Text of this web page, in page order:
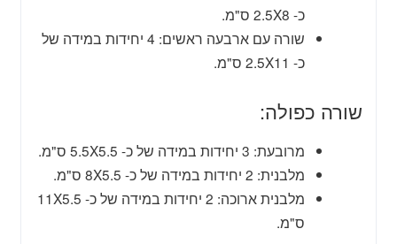
כ- 2.5X8 ס"מ.
שורה עם ארבעה ראשים: 4 יחידות במידה של
כ- 2.5X11 ס"מ.
שורה כפולה:
מרובעת: 3 יחידות במידה של כ- 5.5X5.5 ס"מ.
מלבנית: 2 יחידות במידה של כ- 8X5.5 ס"מ.
מלבנית ארוכה: 2 יחידות במידה של כ- 11X5.5
ס"מ.